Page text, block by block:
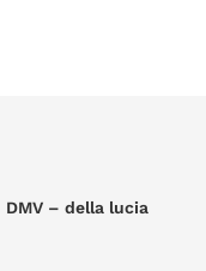
DMV – della lucia